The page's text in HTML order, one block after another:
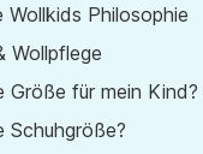
Wollkids Philosophie
Wollpflege
Größe für mein Kind?
Schuhgröße?